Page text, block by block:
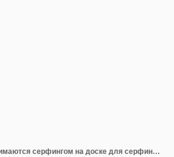
Астронавты занимаются серфингом на доске для серфинга в космосе со звездами, планетами и океанскими волнами